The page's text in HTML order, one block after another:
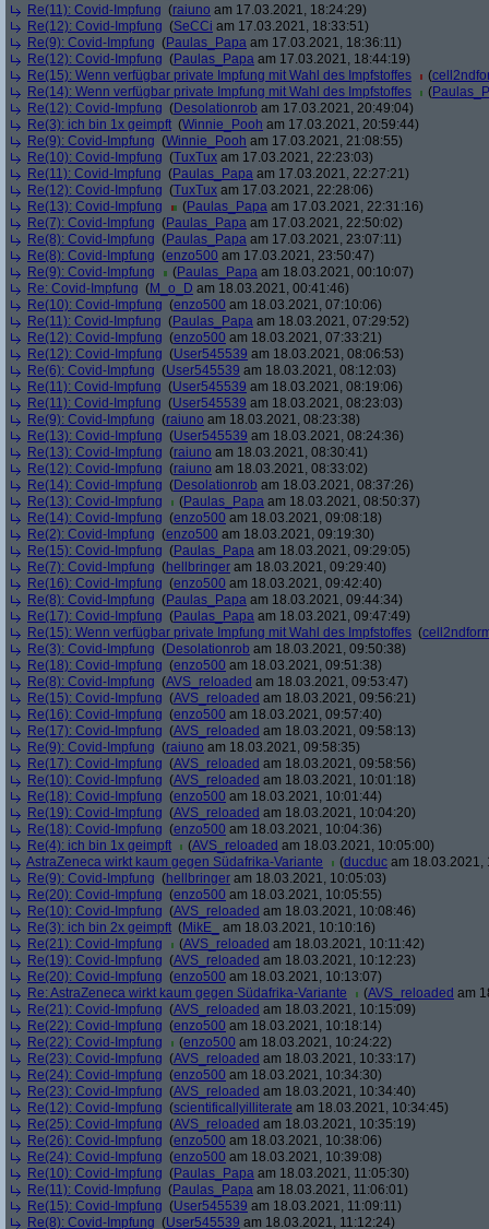
Re(11): Covid-Impfung (raiuno am 17.03.2021, 18:24:29)
Re(12): Covid-Impfung (SeCCi am 17.03.2021, 18:33:51)
Re(9): Covid-Impfung (Paulas_Papa am 17.03.2021, 18:36:11)
Re(12): Covid-Impfung (Paulas_Papa am 17.03.2021, 18:44:19)
Re(15): Wenn verfügbar private Impfung mit Wahl des Impfstoffes
(
Re(14): Wenn verfügbar private Impfung mit Wahl des Impfstoffes
(
Re(12): Covid-Impfung (Desolationrob am 17.03.2021, 20:49:04)
Re(3): ich bin 1x geimpft (Winnie_Pooh am 17.03.2021, 20:59:44)
Re(9): Covid-Impfung (Winnie_Pooh am 17.03.2021, 21:08:55)
Re(10): Covid-Impfung (TuxTux am 17.03.2021, 22:23:03)
Re(11): Covid-Impfung (Paulas_Papa am 17.03.2021, 22:27:21)
Re(12): Covid-Impfung (TuxTux am 17.03.2021, 22:28:06)
Re(13): Covid-Impfung
(Paulas_Papa am 17.03.2021, 22:31:16)
Re(7): Covid-Impfung (Paulas_Papa am 17.03.2021, 22:50:02)
Re(8): Covid-Impfung (Paulas_Papa am 17.03.2021, 23:07:11)
Re(8): Covid-Impfung (enzo500 am 17.03.2021, 23:50:47)
Re(9): Covid-Impfung
(Paulas_Papa am 18.03.2021, 00:10:07)
Re: Covid-Impfung (M_o_D am 18.03.2021, 00:41:46)
Re(10): Covid-Impfung (enzo500 am 18.03.2021, 07:10:06)
Re(11): Covid-Impfung (Paulas_Papa am 18.03.2021, 07:29:52)
Re(12): Covid-Impfung (enzo500 am 18.03.2021, 07:33:21)
Re(12): Covid-Impfung (User545539 am 18.03.2021, 08:06:53)
Re(6): Covid-Impfung (User545539 am 18.03.2021, 08:12:03)
Re(11): Covid-Impfung (User545539 am 18.03.2021, 08:19:06)
Re(11): Covid-Impfung (User545539 am 18.03.2021, 08:23:03)
Re(9): Covid-Impfung (raiuno am 18.03.2021, 08:23:38)
Re(13): Covid-Impfung (User545539 am 18.03.2021, 08:24:36)
Re(13): Covid-Impfung (raiuno am 18.03.2021, 08:30:41)
Re(12): Covid-Impfung (raiuno am 18.03.2021, 08:33:02)
Re(14): Covid-Impfung (Desolationrob am 18.03.2021, 08:37:26)
Re(13): Covid-Impfung
(Paulas_Papa am 18.03.2021, 08:50:37)
Re(14): Covid-Impfung (enzo500 am 18.03.2021, 09:08:18)
Re(2): Covid-Impfung (enzo500 am 18.03.2021, 09:19:30)
Re(15): Covid-Impfung (Paulas_Papa am 18.03.2021, 09:29:05)
Re(7): Covid-Impfung (hellbringer am 18.03.2021, 09:29:40)
Re(16): Covid-Impfung (enzo500 am 18.03.2021, 09:42:40)
Re(8): Covid-Impfung (Paulas_Papa am 18.03.2021, 09:44:34)
Re(17): Covid-Impfung (Paulas_Papa am 18.03.2021, 09:47:49)
Re(15): Wenn verfügbar private Impfung mit Wahl des Impfstoffes (
Re(3): Covid-Impfung (Desolationrob am 18.03.2021, 09:50:38)
Re(18): Covid-Impfung (enzo500 am 18.03.2021, 09:51:38)
Re(8): Covid-Impfung (AVS_reloaded am 18.03.2021, 09:53:47)
Re(15): Covid-Impfung (AVS_reloaded am 18.03.2021, 09:56:21)
Re(16): Covid-Impfung (enzo500 am 18.03.2021, 09:57:40)
Re(17): Covid-Impfung (AVS_reloaded am 18.03.2021, 09:58:13)
Re(9): Covid-Impfung (raiuno am 18.03.2021, 09:58:35)
Re(17): Covid-Impfung (AVS_reloaded am 18.03.2021, 09:58:56)
Re(10): Covid-Impfung (AVS_reloaded am 18.03.2021, 10:01:18)
Re(18): Covid-Impfung (enzo500 am 18.03.2021, 10:01:44)
Re(19): Covid-Impfung (AVS_reloaded am 18.03.2021, 10:04:20)
Re(18): Covid-Impfung (enzo500 am 18.03.2021, 10:04:36)
Re(4): ich bin 1x geimpft
(AVS_reloaded am 18.03.2021, 10:05:00)
AstraZeneca wirkt kaum gegen Südafrika-Variante
(ducduc am 18.03.2021,
Re(9): Covid-Impfung (hellbringer am 18.03.2021, 10:05:03)
Re(20): Covid-Impfung (enzo500 am 18.03.2021, 10:05:55)
Re(10): Covid-Impfung (AVS_reloaded am 18.03.2021, 10:08:46)
Re(3): ich bin 2x geimpft (MikE_
am 18.03.2021, 10:10:16)
Re(21): Covid-Impfung
(AVS_reloaded am 18.03.2021, 10:11:42)
Re(19): Covid-Impfung (AVS_reloaded am 18.03.2021, 10:12:23)
Re(20): Covid-Impfung (enzo500 am 18.03.2021, 10:13:07)
Re: AstraZeneca wirkt kaum gegen Südafrika-Variante
(AVS_reloaded am
Re(21): Covid-Impfung (AVS_reloaded am 18.03.2021, 10:15:09)
Re(22): Covid-Impfung (enzo500 am 18.03.2021, 10:18:14)
Re(22): Covid-Impfung
(enzo500 am 18.03.2021, 10:24:22)
Re(23): Covid-Impfung (AVS_reloaded am 18.03.2021, 10:33:17)
Re(24): Covid-Impfung (enzo500 am 18.03.2021, 10:34:30)
Re(23): Covid-Impfung (AVS_reloaded am 18.03.2021, 10:34:40)
Re(12): Covid-Impfung (scientificallyilliterate am 18.03.2021, 10:34:45)
Re(25): Covid-Impfung (AVS_reloaded am 18.03.2021, 10:35:19)
Re(26): Covid-Impfung (enzo500 am 18.03.2021, 10:38:06)
Re(24): Covid-Impfung (enzo500 am 18.03.2021, 10:39:08)
Re(10): Covid-Impfung (Paulas_Papa am 18.03.2021, 11:05:30)
Re(11): Covid-Impfung (Paulas_Papa am 18.03.2021, 11:06:01)
Re(15): Covid-Impfung (User545539 am 18.03.2021, 11:09:11)
Re(8): Covid-Impfung (User545539 am 18.03.2021, 11:12:24)